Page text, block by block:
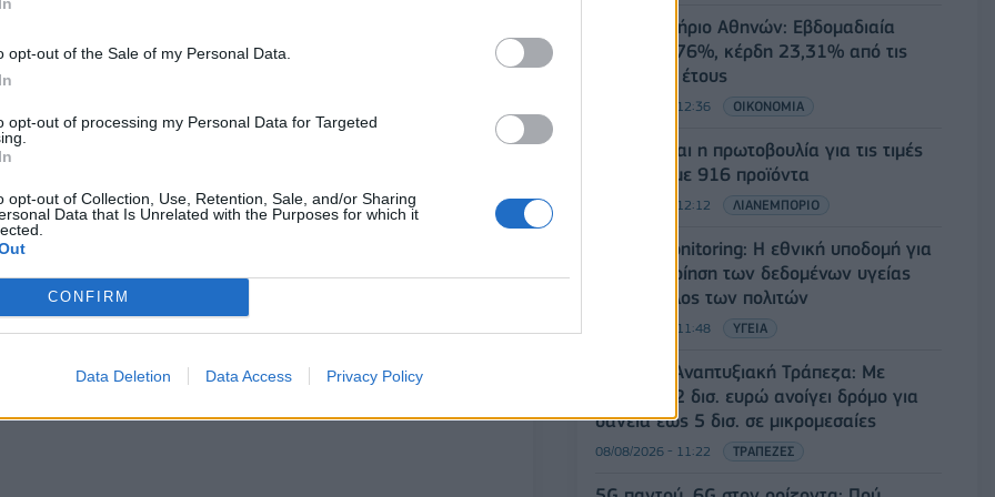
opt-out of the Sale of my Personal Data.
opt-out of processing my Personal Data for Targeted
opt-out of Collection, Use, Retention, Sale, and/or Sharing
Data that Is Unrelated with the Purposes for which it
CONFIRM
Data Deletion Data Access Privacy Policy
Νέας Πεντέλης
Χρηματιστήριο Αθηνών: Εβδομαδιαία
άνοδος 1,76%, κέρδη 23,31% από τις
αρχές του έτους
08/08/2026 - 12:36 ΟΙΚΟΝΟΜΙΑ
Διευρύνεται η πρωτοβουλία για τις τιμές
στο ράφι με 916 προϊόντα
08/08/2026 - 12:12 ΛΙΑΝΕΜΠΟΡΙΟ
Health Monitoring: Η εθνική υποδομή για
την αξιοποίηση των δεδομένων υγείας
προς όφελος των πολιτών
08/08/2026 - 11:48 ΥΓΕΙΑ
Ελληνική Αναπτυξιακή Τράπεζα: Με
«προίκα» 2 δισ. ευρώ ανοίγει δρόμο για
δάνεια έως 5 δισ. σε μικρομεσαίες
08/08/2026 - 11:22 ΤΡΑΠΕΖΕΣ